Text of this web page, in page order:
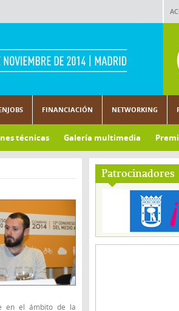
FINANCIACIÓN NETWORKING
técnicas Galería multimedia
Patrocinadores
en el ámbito de la